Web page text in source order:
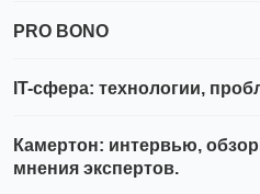
PRO BONO
IT-сфера: технологии,
Камертон: интервью,
мнения экспертов.